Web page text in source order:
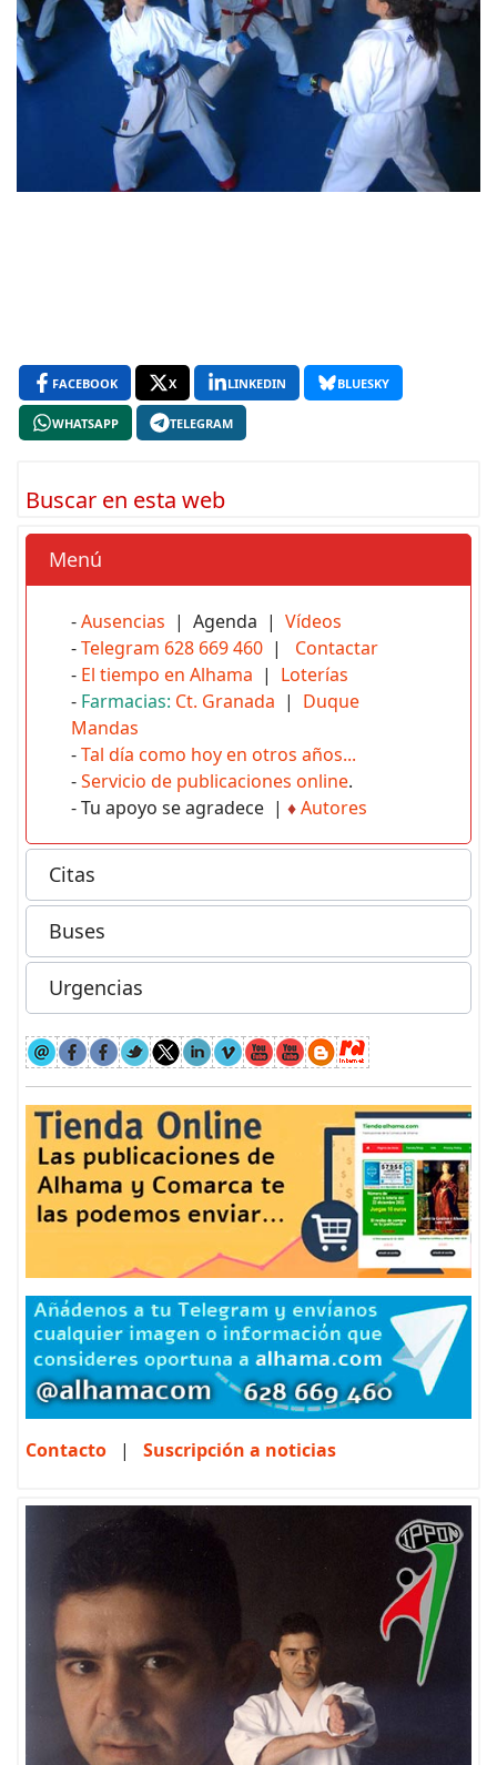
FACEBOOK X LINKEDIN BLUESKY
WHATSAPP TELEGRAM
Buscar en esta web
Menú
-Ausencias | Agenda | Vídeos
-Telegram 628 669 460 | Contactar
- El tiempo en Alhama | Loterías
- Farmacias: Ct. Granada | Duque
Mandas
-Tal día como hoy en otros años...
-Servicio de publicaciones online.
- Tu apoyo se agradece | ♦Autores
Citas
Buses
Urgencias
Contacto | Suscripción a noticias